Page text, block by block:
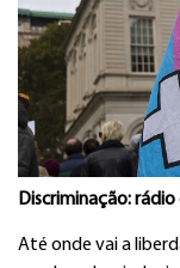
Discriminação:
Até onde vai a